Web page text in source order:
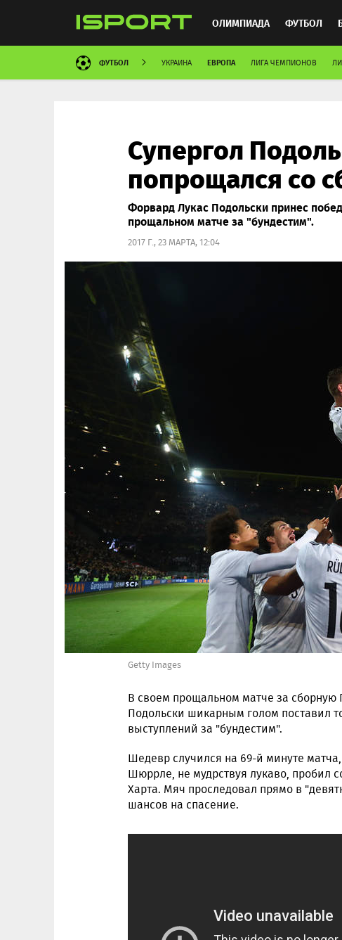
ОЛИМПИАДА ФУТБОЛ
ХОККЕЙ ММА
ФУТБОЛ УКРАИНА ЕВРОПА ЛИГА ЧЕМПИОНОВ
Супергол
попрощался со
Форвард Лукас Подольски принес
прощальном матче за "бундестим".
2017 Г., 23 МАРТА, 12:04
Getty Images
В своем прощальном матче за
Подольски шикарным голом поставил
выступлений за "бундестим".
Шедевр случился на 69-й минуте
Шюррле, не мудрствуя лукаво, пробил
Харта. Мяч проследовал прямо в
шансов на спасение.